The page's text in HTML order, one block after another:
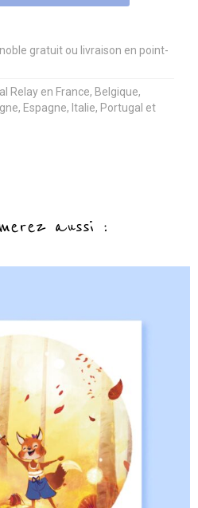
gratuit ou livraison en point-
Relay en France, Belgique,
Espagne, Italie, Portugal et
aussi :